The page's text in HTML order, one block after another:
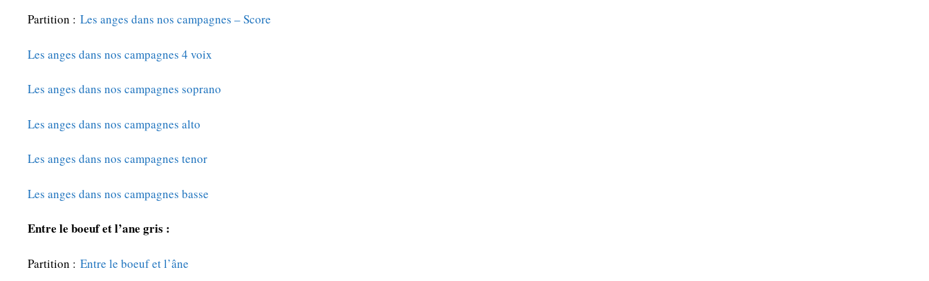
Partition : Les anges dans nos campagnes – Score
Les anges dans nos campagnes 4 voix
Les anges dans nos campagnes soprano
Les anges dans nos campagnes alto
Les anges dans nos campagnes tenor
Les anges dans nos campagnes basse
Entre le boeuf et l’ane gris :
Partition : Entre le boeuf et l’âne